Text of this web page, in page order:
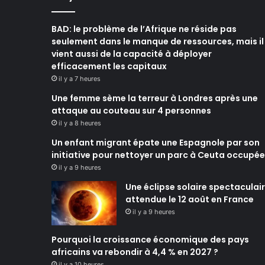
BAD: le problème de l’Afrique ne réside pas
seulement dans le manque de ressources, mais il
vient aussi de la capacité à déployer
efficacement les capitaux
il y a 7 heures
Une femme sème la terreur à Londres après une
attaque au couteau sur 4 personnes
il y a 8 heures
Un enfant migrant épate une Espagnole par son
initiative pour nettoyer un parc à Ceuta occupée
il y a 9 heures
Une éclipse solaire
attendue le 12 août en France
il y a 9 heures
Pourquoi la croissance économique des pays
africains va rebondir à 4,4 % en 2027 ?